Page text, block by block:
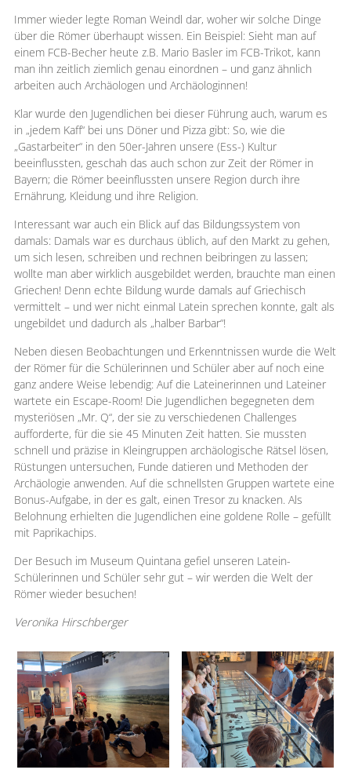
Immer wieder legte Roman Weindl dar, woher wir solche Dinge
über die Römer überhaupt wissen. Ein Beispiel: Sieht man auf
einem FCB-Becher heute z.B. Mario Basler im FCB-Trikot, kann
man ihn zeitlich ziemlich genau einordnen – und ganz ähnlich
arbeiten auch Archäologen und Archäologinnen!
Klar wurde den Jugendlichen bei dieser Führung auch, warum es
in „jedem Kaff“ bei uns Döner und Pizza gibt: So, wie die
„Gastarbeiter“ in den 50er-Jahren unsere (Ess-) Kultur
beeinflussten, geschah das auch schon zur Zeit der Römer in
Bayern; die Römer beeinflussten unsere Region durch ihre
Ernährung, Kleidung und ihre Religion.
Interessant war auch ein Blick auf das Bildungssystem von
damals: Damals war es durchaus üblich, auf den Markt zu gehen,
um sich lesen, schreiben und rechnen beibringen zu lassen;
wollte man aber wirklich ausgebildet werden, brauchte man einen
Griechen! Denn echte Bildung wurde damals auf Griechisch
vermittelt – und wer nicht einmal Latein sprechen konnte, galt als
ungebildet und dadurch als „halber Barbar“!
Neben diesen Beobachtungen und Erkenntnissen wurde die Welt
der Römer für die Schülerinnen und Schüler aber auf noch eine
ganz andere Weise lebendig: Auf die Lateinerinnen und Lateiner
wartete ein Escape-Room! Die Jugendlichen begegneten dem
mysteriösen „Mr. Q“, der sie zu verschiedenen Challenges
aufforderte, für die sie 45 Minuten Zeit hatten. Sie mussten
schnell und präzise in Kleingruppen archäologische Rätsel lösen,
Rüstungen untersuchen, Funde datieren und Methoden der
Archäologie anwenden. Auf die schnellsten Gruppen wartete eine
Bonus-Aufgabe, in der es galt, einen Tresor zu knacken. Als
Belohnung erhielten die Jugendlichen eine goldene Rolle – gefüllt
mit Paprikachips.
Der Besuch im Museum Quintana gefiel unseren Latein-
Schülerinnen und Schüler sehr gut – wir werden die Welt der
Römer wieder besuchen!
Veronika Hirschberger